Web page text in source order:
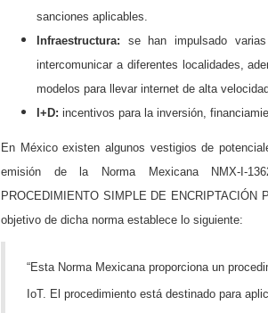
sanciones aplicables.
Infraestructura: se han impulsado
intercomunicar a diferentes localidades,
modelos para llevar internet de alta
I+D: incentivos para la inversión,
En México existen algunos vestigios de
emisión de la Norma Mexicana NMX-I-
PROCEDIMIENTO SIMPLE DE ENCRIPTACIÓN
objetivo de dicha norma establece lo siguiente:
“Esta Norma Mexicana proporciona un
IoT. El procedimiento está destinado para